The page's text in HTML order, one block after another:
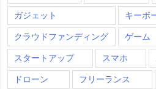
ガジェット キーボ
クラウドファンディング ゲーム
スタートアップ スマホ
ドローン フリーランス